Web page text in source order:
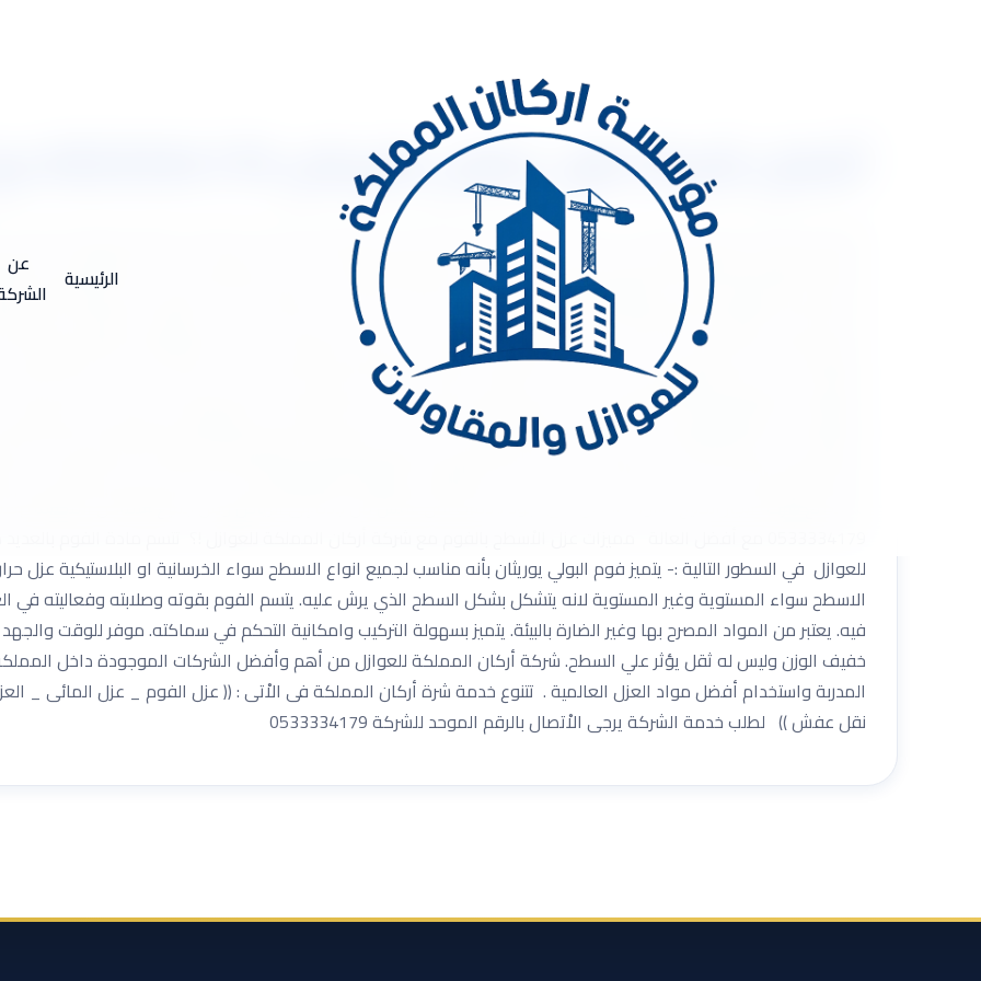
الرئيسية
عن
أفضل شركة نقل عفش بالرياض 0533334179 مع أفضل العالة
أفضل شركة نقل عفش بالرياض 0533334179 مع أفضل العالة تقدم اليكم شركة أركان المملكة ،
العربية السعودية متابعينا الكرام، فنحن نعلم جيداً مدى أهمية الجودة والدقة فى أداء العمل والخدمات المطلوبة، لذلك
الاساسي هو تحقيق الجودة المطلوبة والعمل على ارضاء عملائنا الكرام وكسب ثقتهم الدائمة. تسهل عليك شركتنا
تستخدم أحدث وأجود الحديثة والمعدات المتطورة فى نقل الاثاث من جدة إلى الرياض على أعلى مستوى، بالإضافة إلى أنها
بمهارة فائقة. علماً بأنه يتم ذلك على أيدي مجموعة من العاملين بالشركة المتمكنين من ذلك بالإضافة إلى أنهم يمتلكون
مستوى من الجودة والمهارة بشكل مختلف عن الأماكن الأخرى. أفضل شركة نقل عفش من جدة إلى الرياض نعمل ايضاً
مواصفات دقيقة ومقاييس متكاملة من الحفظ والجودة للحفاظ على جودة العفش من القطع أو الخدش أو الكسر وغيرها
بالإضافة إلى خبرتنا الواسعة فى فك وتركيب الأثاث وشحنه إلى الكثير من الأماكن المختلفة وذلك بواسطة أفضل سيارات
للعوازل في السطور التالية :- يتميز فوم البولي يوريثان بأنه مناسب لجميع انواع الاسطح سواء الخرسانية او البلاستيكية
الاسطح سواء المستوية وغير المستوية لانه يتشكل بشكل السطح الذي يرش عليه. يتسم الفوم بقوته وصلابته وفعاليته في
فيه. يعتبر من المواد المصرح بها وغير الضارة بالبيئة. يتميز بسهولة التركيب وامكانية التحكم في سماكته. موفر للوقت
خفيف الوزن وليس له ثقل يؤثر علي السطح. شركة أركان المملكة للعوازل من أهم وأفضل الشركات الموجودة داخل
المدربة واستخدام أفضل مواد العزل العالمية . تتنوع خدمة شرة أركان المملكة فى الاْتى : (( عزل الفوم _ عزل المائى _
نقل عفش )) لطلب خدمة الشركة يرجى الاْتصال بالرقم الموحد للشركة 0533334179